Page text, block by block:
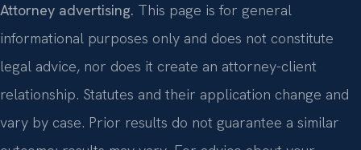
Attorney advertising. This page is for general
informational purposes only and does not constitute
legal advice, nor does it create an attorney-client
relationship. Statutes and their application change and
vary by case. Prior results do not guarantee a similar